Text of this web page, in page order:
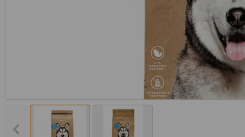
Vorheriges Bild anzeigen